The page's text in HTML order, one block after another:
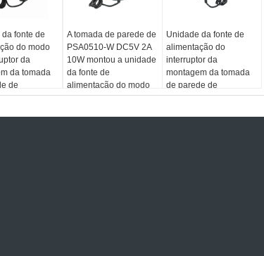
fonte de
do modo
da
da tomada
de
W DC12V 1A
A tomada de parede de
PSA0510-W DC5V 2A
10W montou a unidade
da fonte de
alimentação do modo
do interruptor (CE,
Unidade da fonte de
alimentação do
interruptor da
montagem da tomada
de parede de
PSA0515-W DC5V 3A